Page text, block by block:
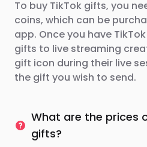
To buy TikTok gifts, you
coins, which can be
app. Once you have
gifts to live streaming
gift icon during their live
the gift you wish to send.
What are the prices
gifts?